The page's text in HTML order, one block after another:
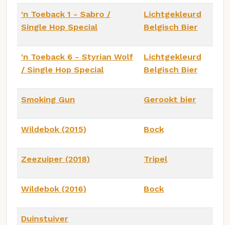
'n Toeback 1 - Sabro /
Single Hop Special
Lichtgekleurd
Belgisch Bier
'n Toeback 6 - Styrian Wolf
/ Single Hop Special
Lichtgekleurd
Belgisch Bier
Smoking Gun Gerookt bier
Wildebok (2015) Bock
Zeezuiper (2018) Tripel
Wildebok (2016) Bock
Duinstuiver